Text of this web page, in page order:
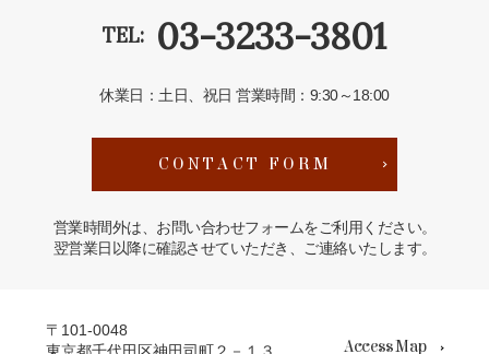
TEL: 03-3233-3801
休業日：土日、祝日営業時間：9:30～18:00
CONTACT FORM
営業時間外は、お問い合わせフォームをご利用ください。
翌営業日以降に確認させていただき、ご連絡いたします。
〒101-0048
Access Map